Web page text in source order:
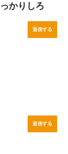
かりしろ
返信する
返信する